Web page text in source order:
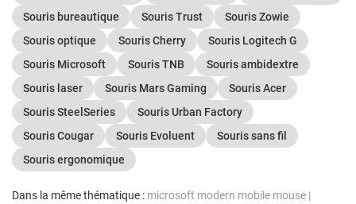
Souris bureautique
Souris Trust
Souris Zowie
Souris optique
Souris Cherry
Souris Logitech G
Souris Microsoft
Souris TNB
Souris ambidextre
Souris laser
Souris Mars Gaming
Souris Acer
Souris SteelSeries
Souris Urban Factory
Souris Cougar
Souris Evoluent
Souris sans fil
Souris ergonomique
Dans la même thématique : microsoft modern mobile mouse |